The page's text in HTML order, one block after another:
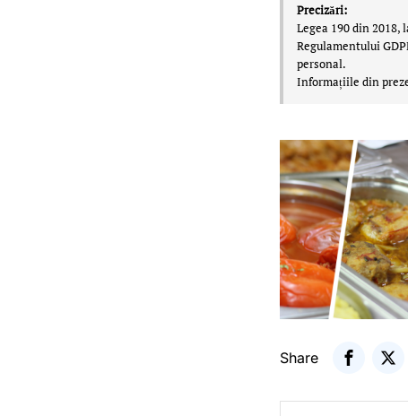
Precizări:
Legea 190 din
Regulamentului
personal.
Informațiile din
Share